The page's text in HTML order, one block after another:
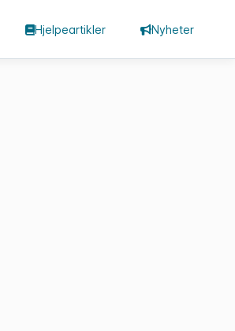
Hjelpeartikler Nyheter